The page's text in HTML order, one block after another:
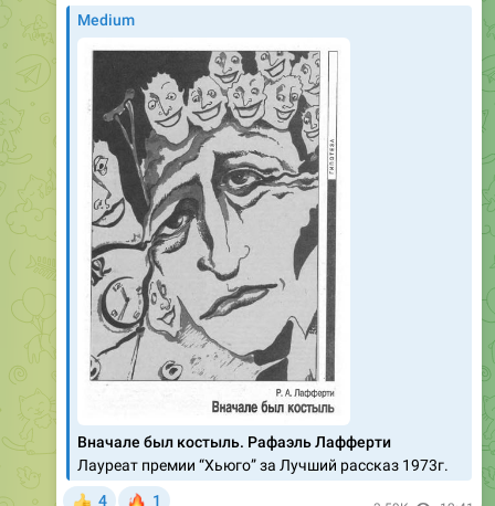
Medium
Вначале был костыль. Рафаэль Лафферти
Лауреат премии “Хьюго” за Лучший рассказ 1973г.
4 1